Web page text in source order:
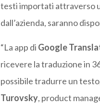
testi importati attraverso
dall’azienda, saranno
“La app di Google
ricevere la traduzione in
possibile tradurre un
Turovsky, product